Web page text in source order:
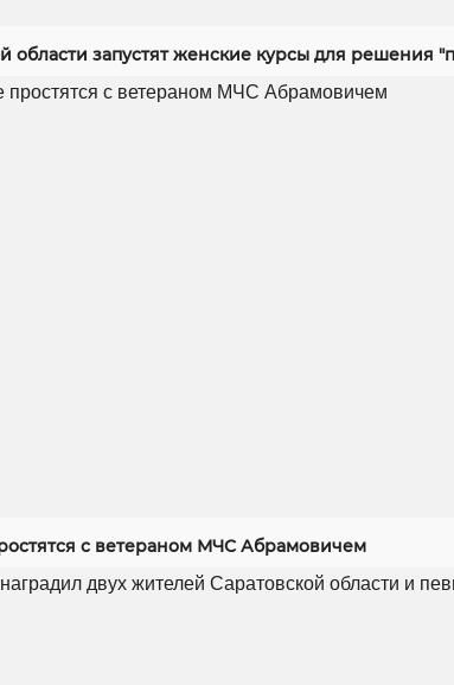
области запустят женские курсы для решения
с ветераном МЧС Абрамовичем